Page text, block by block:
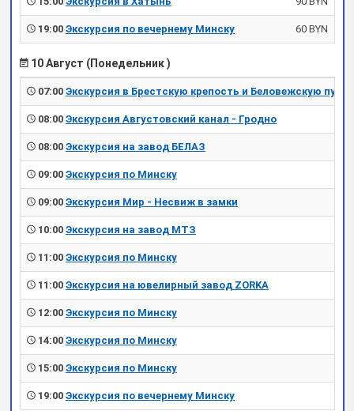
19:00 Экскурсия по вечернему Минску 60 BYN
10 Август (Понедельник )
07:00 Экскурсия в Брестскую крепость и Беловежскую пущу
08:00 Экскурсия Августовский канал - Гродно
08:00 Экскурсия на завод БЕЛАЗ
09:00 Экскурсия по Минску
09:00 Экскурсия Мир - Несвиж в замки
10:00 Экскурсия на завод МТЗ
11:00 Экскурсия по Минску
11:00 Экскурсия на ювелирный завод ZORKA
12:00 Экскурсия по Минску
14:00 Экскурсия по Минску
15:00 Экскурсия по Минску
19:00 Экскурсия по вечернему Минску